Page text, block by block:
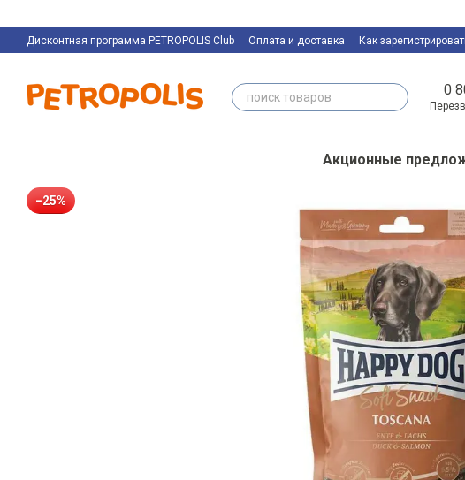
Дисконтная программа PETROPOLIS Club Оплата и доставка Как
0
Акционные
−25%